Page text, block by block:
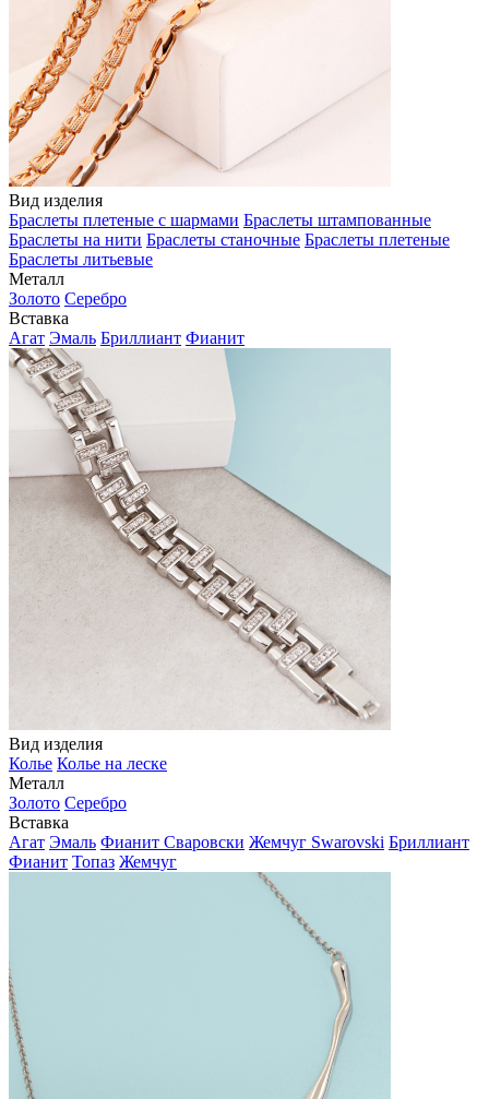
Вид изделия
Браслеты плетеные с шармами Браслеты штампованные
Браслеты на нити Браслеты станочные Браслеты плетеные
Браслеты литьевые
Металл
Золото Серебро
Вставка
Агат Эмаль Бриллиант Фианит
Вид изделия
Колье Колье на леске
Металл
Золото Серебро
Вставка
Агат Эмаль Фианит Сваровски Жемчуг Swarovski Бриллиант
Фианит Топаз Жемчуг